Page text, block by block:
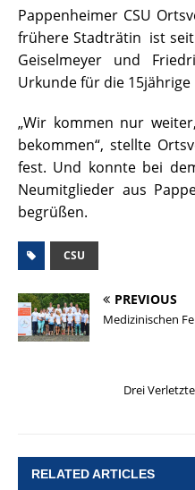
Pappenheimer CSU
frühere Stadträtin ist seit
Geiselmeyer und
Urkunde für die
„Wir kommen nur
bekommen“, stellte
fest. Und konnte bei
Neumitglieder aus
begrüßen.
CSU
PREVIOUS
Medizinischen
Drei
RELATED ARTICLES